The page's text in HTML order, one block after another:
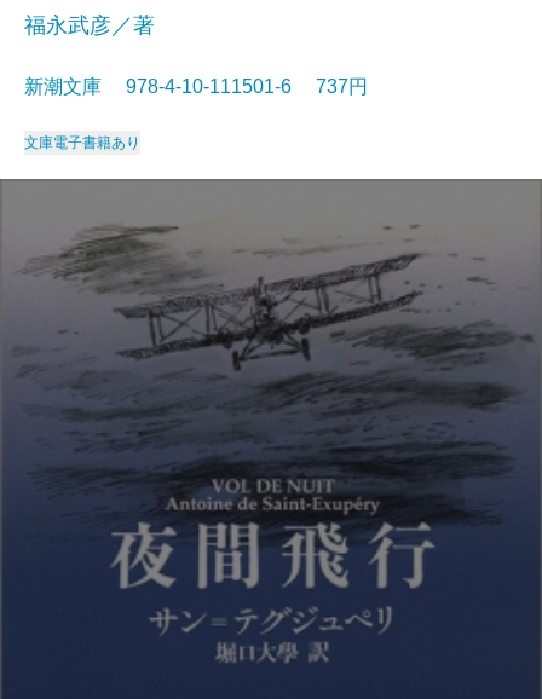
福永武彦／著
新潮文庫 978-4-10-111501-6 737円
文庫電子書籍あり